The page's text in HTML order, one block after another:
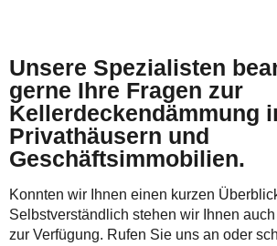
Unsere Spezialisten
gerne Ihre Fragen zur
Kellerdeckendämmung
Privathäusern und
Geschäftsimmobilien.
Konnten wir Ihnen einen kurzen
Selbstverständlich stehen wir Ihnen
zur Verfügung. Rufen Sie uns an oder